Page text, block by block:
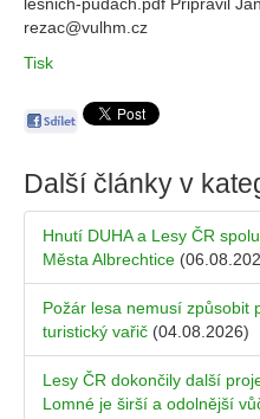
rezac@vulhm.cz
Tisk
Další články v
Hnutí DUHA a Lesy ČR
Města Albrechtice
Požár lesa nemusí způsobit
turistický vařič (04.08.2026)
Lesy ČR dokončily další
Lomné je širší a odolnější